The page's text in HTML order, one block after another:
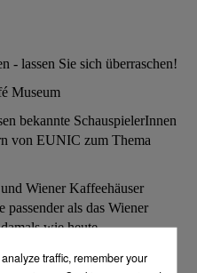
- lassen Sie sich überraschen!
Museum
bekannte SchauspielerInnen
von EUNIC zum Thema
Wiener Kaffeehäuser
als das Wiener
wie heute.